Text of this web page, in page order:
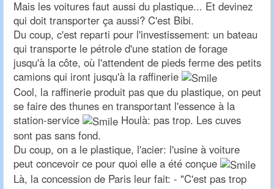
Mais les voitures faut aussi du plastique... Et devinez
qui doit transporter ça aussi? C'est Bibi.
Du coup, c'est reparti pour l'investissement: un bateau
qui transporte le pétrole d'une station de forage
jusqu'à la côte, où l'attendent de pieds ferme des petits
camions qui iront jusqu'à la raffinerie
Cool, la raffinerie produit pas que du plastique, on peut
se faire des thunes en transportant l'essence à la
station-service
Houlà: pas trop. Les cuves
sont pas sans fond.
Du coup, on a le plastique, l'acier: l'usine à voiture
peut concevoir ce pour quoi elle a été conçue
Là, la concession de Paris leur fait: - "C'est pas trop